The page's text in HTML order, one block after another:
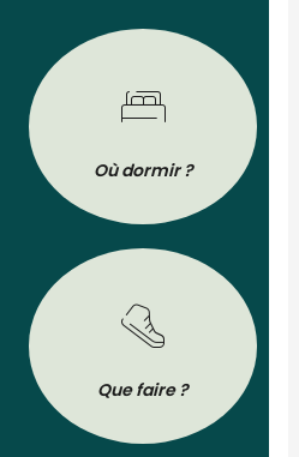
Où dormir ?
Que faire ?
Tout pour préparer
brochures de